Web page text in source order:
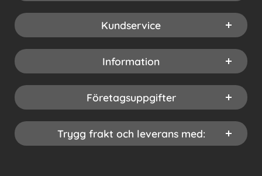
Kundservice
Information
Företagsuppgifter
Trygg frakt och leverans med: